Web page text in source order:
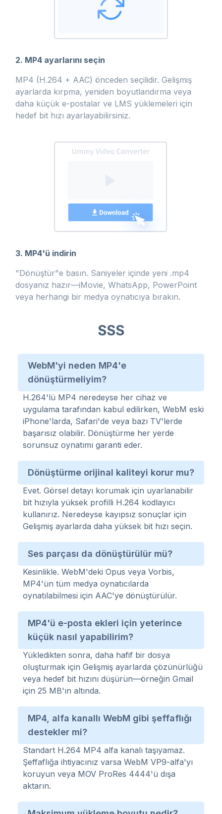
2. MP4 ayarlarını seçin
MP4 (H.264 + AAC) önceden seçilidir. Gelişmiş
ayarlarda kırpma, yeniden boyutlandırma veya
daha küçük e-postalar ve LMS yüklemeleri için
hedef bit hızı ayarlayabilirsiniz.
3. MP4'ü indirin
"Dönüştür"e basın. Saniyeler içinde yeni .mp4
dosyanız hazır—iMovie, WhatsApp, PowerPoint
veya herhangi bir medya oynatıcıya bırakın.
SSS
WebM'yi neden MP4'e
dönüştürmeliyim?
H.264'lü MP4 neredeyse her cihaz ve
uygulama tarafından kabul edilirken, WebM eski
iPhone'larda, Safari'de veya bazı TV'lerde
başarısız olabilir. Dönüştürme her yerde
sorunsuz oynatımı garanti eder.
Dönüştürme orijinal kaliteyi korur mu?
Evet. Görsel detayı korumak için uyarlanabilir
bit hızıyla yüksek profilli H.264 kodlayıcı
kullanırız. Neredeyse kayıpsız sonuçlar için
Gelişmiş ayarlarda daha yüksek bit hızı seçin.
Ses parçası da dönüştürülür mü?
Kesinlikle. WebM'deki Opus veya Vorbis,
MP4'ün tüm medya oynatıcılarda
oynatılabilmesi için AAC'ye dönüştürülür.
MP4'ü e-posta ekleri için yeterince
küçük nasıl yapabilirim?
Yükledikten sonra, daha hafif bir dosya
oluşturmak için Gelişmiş ayarlarda çözünürlüğü
veya hedef bit hızını düşürün—örneğin Gmail
için 25 MB'ın altında.
MP4, alfa kanallı WebM gibi şeffaflığı
destekler mi?
Standart H.264 MP4 alfa kanalı taşıyamaz.
Şeffaflığa ihtiyacınız varsa WebM VP9-alfa'yı
koruyun veya MOV ProRes 4444'ü dışa
aktarın.